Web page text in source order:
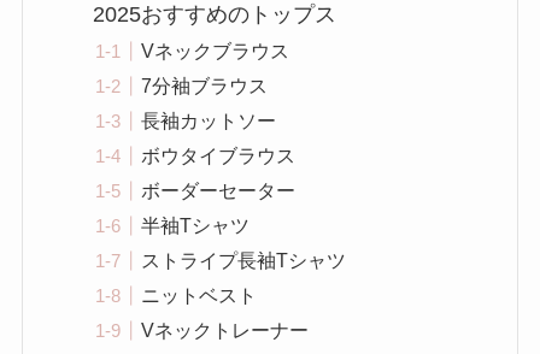
2025おすすめのトップス
Vネックブラウス
7分袖ブラウス
長袖カットソー
ボウタイブラウス
ボーダーセーター
半袖Tシャツ
ストライプ長袖Tシャツ
ニットベスト
Vネックトレーナー